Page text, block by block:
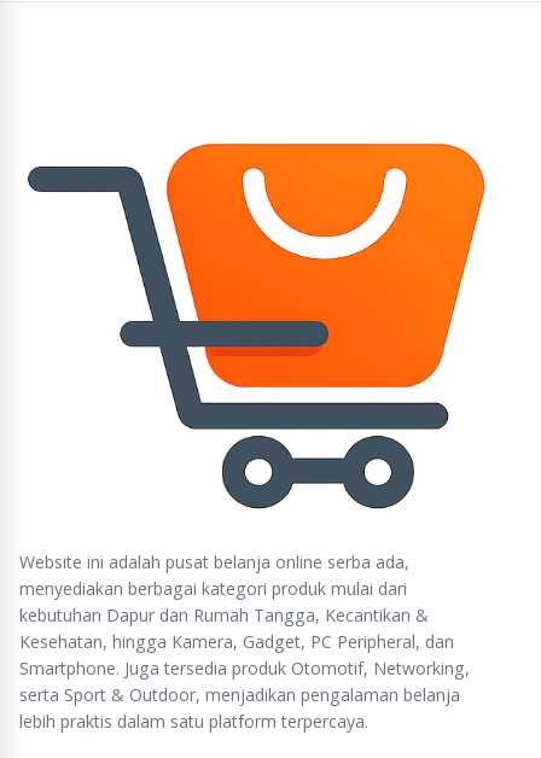
Website ini adalah pusat belanja online serba ada,
menyediakan berbagai kategori produk mulai dari
kebutuhan Dapur dan Rumah Tangga, Kecantikan &
Kesehatan, hingga Kamera, Gadget, PC Peripheral, dan
Smartphone. Juga tersedia produk Otomotif, Networking,
serta Sport & Outdoor, menjadikan pengalaman belanja
lebih praktis dalam satu platform terpercaya.